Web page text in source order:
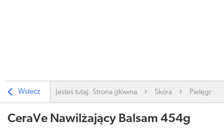
Wstecz Jesteś tutaj: Strona główna Skóra
CeraVe Nawilżający Balsam 454g